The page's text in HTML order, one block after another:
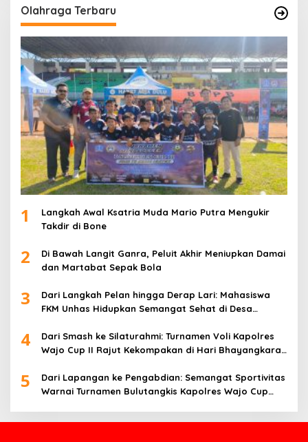
Olahraga Terbaru
1
Langkah Awal Ksatria Muda Mario Putra Mengukir
Takdir di Bone
2
Di Bawah Langit Ganra, Peluit Akhir Meniupkan Damai
dan Martabat Sepak Bola
3
Dari Langkah Pelan hingga Derap Lari: Mahasiswa
FKM Unhas Hidupkan Semangat Sehat di Desa
4
Dari Smash ke Silaturahmi: Turnamen Voli Kapolres
Wajo Cup II Rajut Kekompakan di Hari Bhayangkara
5
Dari Lapangan ke Pengabdian: Semangat Sportivitas
Warnai Turnamen Bulutangkis Kapolres Wajo Cup